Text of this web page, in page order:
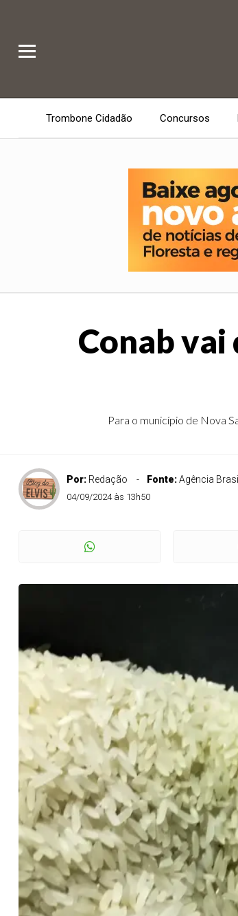
Trombone Cidadão Concursos
Conab
Para o município de Nova
Por: Redação Fonte:Agência Brasil
04/09/2024 às 13h50